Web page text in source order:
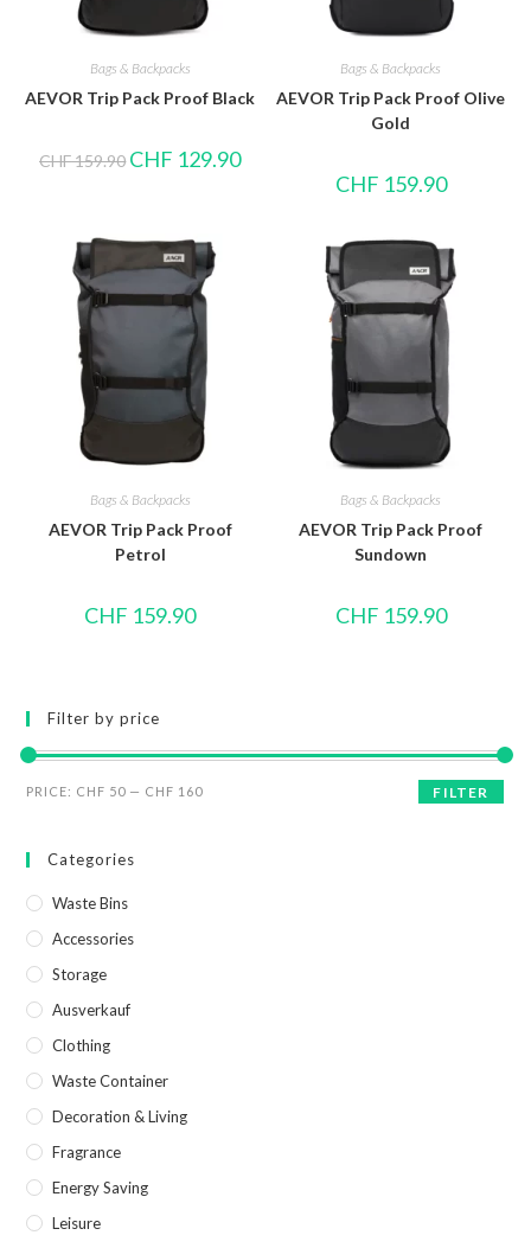
Bags & Backpacks
AEVOR Trip Pack Proof Black
CHF159.90 CHF 129.90
Bags & Backpacks
AEVOR Trip Pack Proof Olive
Gold
CHF 159.90
Bags & Backpacks
AEVOR Trip Pack Proof
Petrol
CHF 159.90
Bags & Backpacks
AEVOR Trip Pack Proof
Sundown
CHF 159.90
Filter by price
FILTER
PRICE: CHF 50 — CHF 160
Categories
Waste Bins
Accessories
Storage
Ausverkauf
Clothing
Waste Container
Decoration & Living
Fragrance
Energy Saving
Leisure